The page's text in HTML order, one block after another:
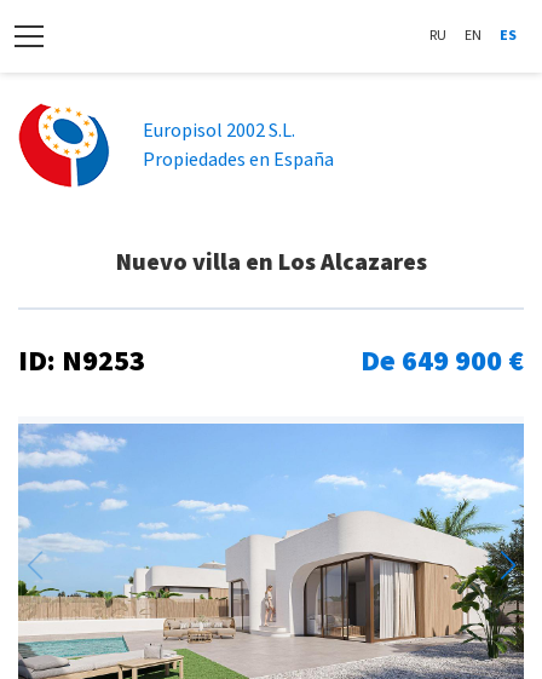
RU EN ES
Europisol 2002 S.L.
Propiedades en España
Nuevo villa en Los Alcazares
ID: N9253 De 649 900 €